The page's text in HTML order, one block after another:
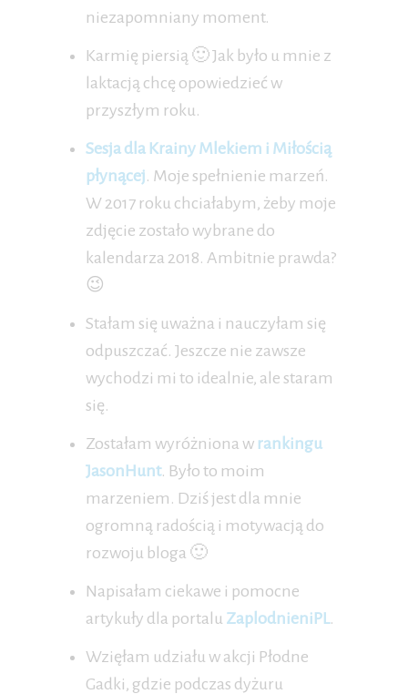
niezapomniany moment.
Karmię piersią 🙂 Jak było u mnie z
laktacją chcę opowiedzieć w
przyszłym roku.
Sesja dla Krainy Mlekiem i Miłością
płynącej. Moje spełnienie marzeń.
W 2017 roku chciałabym, żeby moje
zdjęcie zostało wybrane do
kalendarza 2018. Ambitnie prawda?
😉
Stałam się uważna i nauczyłam się
odpuszczać. Jeszcze nie zawsze
wychodzi mi to idealnie, ale staram
się.
Zostałam wyróżniona w rankingu
JasonHunt. Było to moim
marzeniem. Dziś jest dla mnie
ogromną radością i motywacją do
rozwoju bloga 🙂
Napisałam ciekawe i pomocne
artykuły dla portalu ZaplodnieniPL.
Wzięłam udziału w akcji Płodne
Gadki, gdzie podczas dyżuru